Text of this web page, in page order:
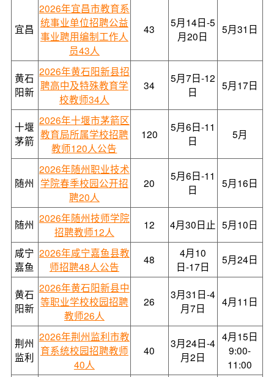
宜昌
2026年宜昌市教育系
统事业单位招聘公益
事业聘用编制工作人
员43人
43
5月14日-5
月20日
5月31日
黄石
阳新
2026年黄石阳新县招
聘高中及特殊教育学
校教师34人
34
5月7日-12
日
5月17日
十堰
茅箭
2026年十堰市茅箭区
教育局所属学校招聘
教师120人公告
120
5月6日-11
日
5月
随州
2026年随州职业技术
学院春季校园公开招
聘20人
20
5月6日-11
日
5月16日
随州 2026年随州技师学院
招聘教师12人
12 4月30日止 5月10日
咸宁
嘉鱼
2026年咸宁嘉鱼县教
师招聘48人公告
48
4月10
日-17日
5月24日
黄石
阳新
2026年黄石阳新县中
等职业学校校园招聘
教师26人
26
3月31日-4
月7日
4月11日
荆州
监利
2026年荆州监利市教
育系统校园招聘教师
40人
40
3月24日-4
月2日
4月15日
9:00-
11:00